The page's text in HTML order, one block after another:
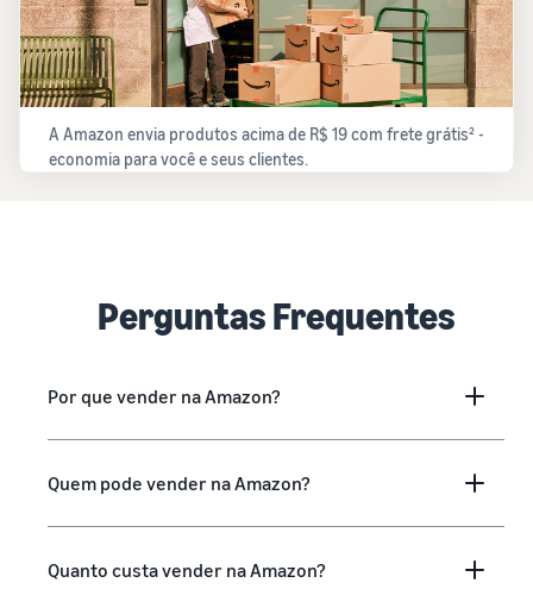
A Amazon envia produtos acima de R$ 19 com frete grátis² -
economia para você e seus clientes.
Perguntas Frequentes
Por que vender na Amazon?
Quem pode vender na Amazon?
Quanto custa vender na Amazon?